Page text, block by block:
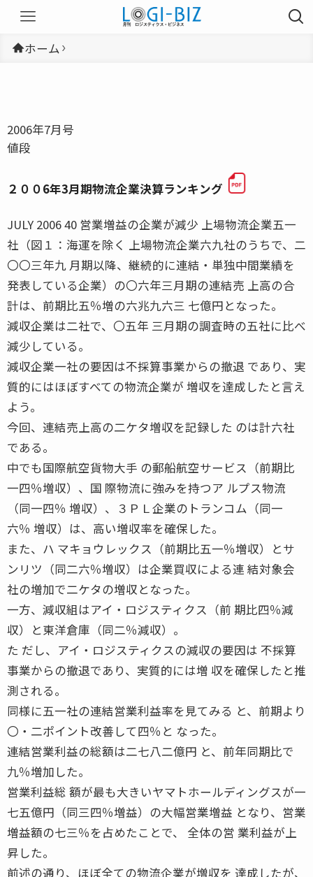
ホーム
2006年7月号
値段
２００6年3月期物流企業決算ランキング
JULY 2006 40 営業増益の企業が減少 上場物流企業五一
社（図１：海運を除く 上場物流企業六九社のうちで、二
〇〇三年九 月期以降、継続的に連結・単独中間業績を
発表している企業）の〇六年三月期の連結売 上高の合
計は、前期比五％増の六兆九六三 七億円となった。
減収企業は二社で、〇五年 三月期の調査時の五社に比べ
減少している。
減収企業一社の要因は不採算事業からの撤退 であり、実
質的にはほぼすべての物流企業が 増収を達成したと言え
よう。
今回、連結売上高の二ケタ増収を記録した のは計六社
である。
中でも国際航空貨物大手 の郵船航空サービス（前期比
一四％増収）、国 際物流に強みを持つア ルプス物流
（同一四％ 増収）、３ＰＬ企業のトランコム（同一
六％ 増収）は、高い増収率を確保した。
また、ハ マキョウレックス（前期比五一％増収）とサ
ンリツ（同二六％増収）は企業買収による連 結対象会
社の増加で二ケタの増収となった。
一方、減収組はアイ・ロジスティクス（前 期比四％減
収）と東洋倉庫（同二％減収）。
た だし、アイ・ロジスティクスの減収の要因は 不採算
事業からの撤退であり、実質的には増 収を確保したと推
測される。
同様に五一社の連結営業利益率を見てみる と、前期より
〇・二ポイント改善して四％と なった。
連結営業利益の総額は二七八二億円 と、前年同期比で
九％増加した。
営業利益総 額が最も大きいヤマトホールディングスが一
七五億円（同三四％増益）の大幅営業増益 となり、営業
増益額の七三％を占めたことで、 全体の営 業利益が上
昇した。
前述の通り、ほぼ全ての物流企業が増収を 達成したが、